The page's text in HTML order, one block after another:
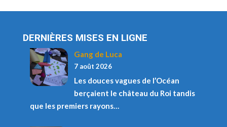
DERNIÈRES MISES EN LIGNE
Gang de Luca
7 août 2026
Les douces vagues de l’Océan
berçaient le château du Roi tandis
que les premiers rayons…